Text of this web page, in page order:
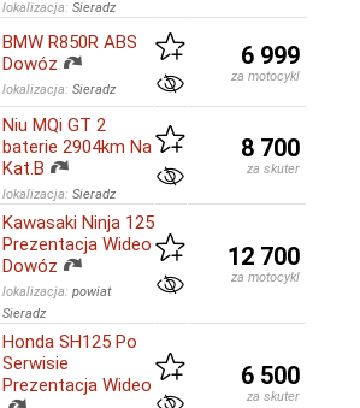
lokalizacja: Sieradz
BMW R850R ABS
Dowóz
lokalizacja: Sieradz
6 999
za motocykl
Niu MQi GT 2
baterie 2904km Na
Kat.B
lokalizacja: Sieradz
8 700
za skuter
Kawasaki Ninja 125
Prezentacja Wideo
Dowóz
lokalizacja: powiat
Sieradz
12 700
za motocykl
Honda SH125 Po
Serwisie
Prezentacja Wideo
6 500
za skuter